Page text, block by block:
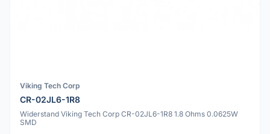
Viking Tech Corp
CR-02JL6-1R8
Widerstand Viking Tech Corp CR-02JL6-1R8 1.8 Ohms 0.0625W
SMD